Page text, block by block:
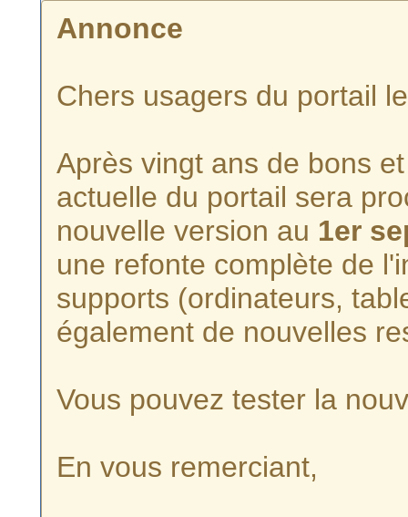
Annonce
Chers usagers du portail
Après vingt ans de bons
actuelle du portail sera
nouvelle version au 1er
une refonte complète de
supports (ordinateurs,
également de nouvelles
Vous pouvez tester la
En vous remerciant,